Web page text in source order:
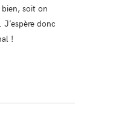
soit on
donc
!